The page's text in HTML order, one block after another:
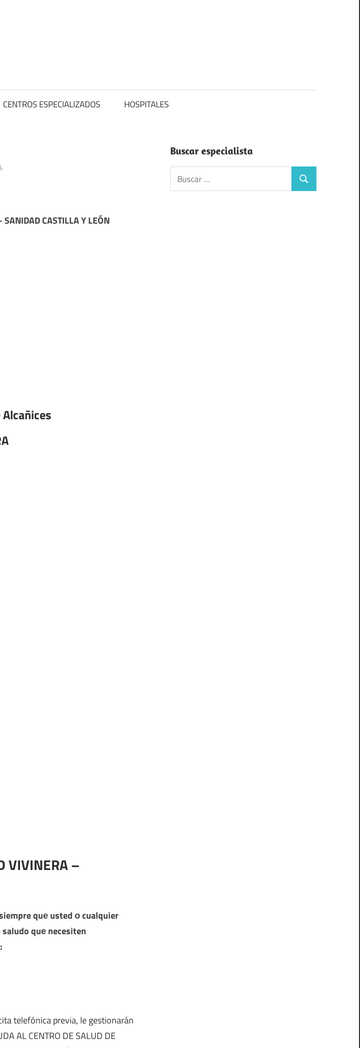
CENTROS ESPECIALIZADOS HOSPITALES
CASTILLA Y LEÓN
VIVINERA –
quе usted ο cualquier
quе necesiten
telefónica previa, le gestionarán
AL CENTRO DE SALUD DE
Buscar especialista
Buscar:
Buscar